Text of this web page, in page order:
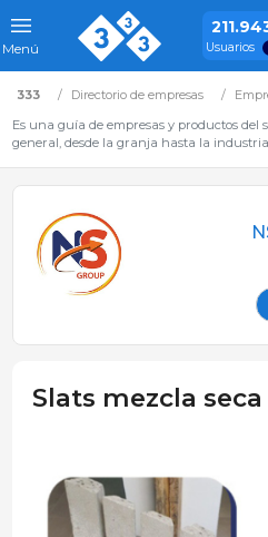
Menú Usuarios
333 Directorio de empresas
Es una guía de empresas y productos del
general, desde la granja hasta la
Slats mezcla seca